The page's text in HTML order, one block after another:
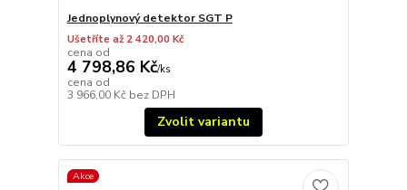
Jednoplynový detektor SGT P
Ušetříte až 2 420,00 Kč
cena od
4 798,86 Kč/ks
cena od
3 966,00 Kč bez DPH
Zvolit variantu
Akce